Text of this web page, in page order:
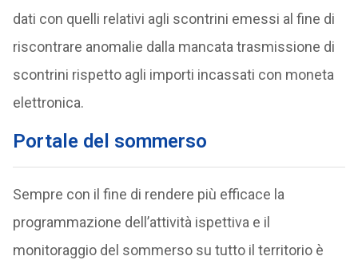
dati con quelli relativi agli scontrini emessi al fine di
riscontrare anomalie dalla mancata trasmissione di
scontrini rispetto agli importi incassati con moneta
elettronica.
Portale del sommerso
Sempre con il fine di rendere più efficace la
programmazione dell’attività ispettiva e il
monitoraggio del sommerso su tutto il territorio è